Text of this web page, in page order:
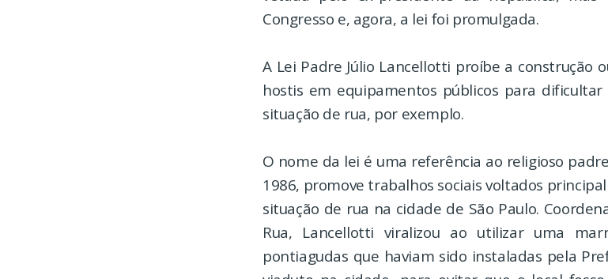
Congresso e, agora, a lei foi promulgada.
A Lei Padre Júlio Lancellotti proíbe a construção
hostis em equipamentos públicos para
situação de rua, por exemplo.
O nome da lei é uma referência ao religioso
1986, promove trabalhos sociais voltados
situação de rua na cidade de São Paulo.
Rua, Lancellotti viralizou ao utilizar uma
pontiagudas que haviam sido instaladas pela